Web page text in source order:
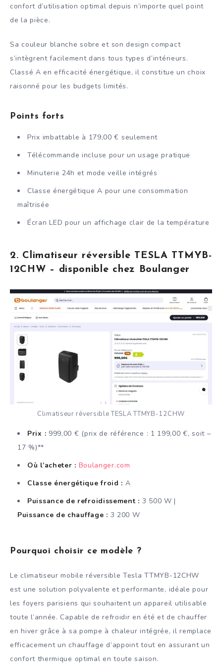
confort d’utilisation optimal depuis n’importe quel point
de la pièce.
Sa couleur blanche sobre et son design compact
s’intègrent facilement dans tous types d’intérieurs.
Classé A en efficacité énergétique, il constitue un choix
raisonné pour les budgets limités.
Points forts
Prix imbattable à 179,00 € seulement
Télécommande incluse pour un usage pratique
Minuterie 24h et mode veille intégrés
Classe énergétique A pour une consommation
maîtrisée
Écran LED pour un affichage clair de la température
2. Climatiseur réversible TESLA TTMYB-
12CHW – disponible chez Boulanger
Climatiseur réversible TESLA TTMYB-12CHW
Prix : 999,00 € (prix de référence : 1 199,00 €, soit –
17 %)**
Où l’acheter : Boulanger.com
Classe énergétique froid : A
Puissance de refroidissement : 3 500 W |
Puissance de chauffage : 3 200 W
Pourquoi choisir ce modèle ?
Le climatiseur mobile réversible Tesla TTMYB-12CHW
est une solution polyvalente et performante, idéale pour
les foyers parisiens qui souhaitent un appareil utilisable
toute l’année. Capable de refroidir en été et de chauffer
en hiver grâce à sa pompe à chaleur intégrée, il remplace
efficacement un chauffage d’appoint tout en assurant un
confort thermique optimal en toute saison.